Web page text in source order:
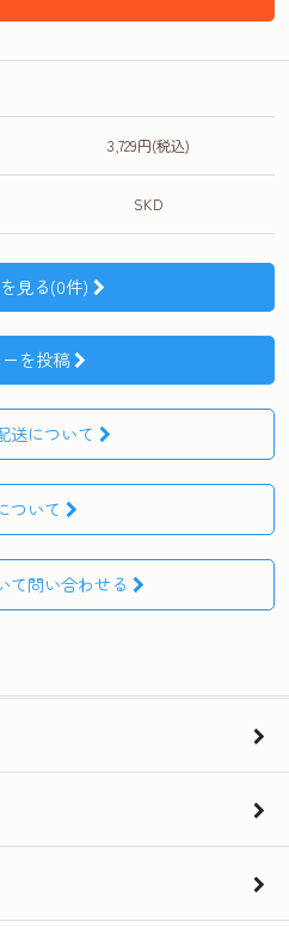
3,729円(税込)
SKD
見る(0件)
を投稿
送について
ついて
て問い合わせる